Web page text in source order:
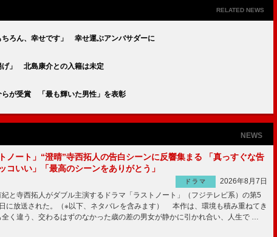
RELATED NEWS
ちろん、幸せです」 幸せ運ぶアンバサダーに
げ」 北島康介との入籍は未定
らが受賞 「最も輝いた男性」を表彰
NEWS
トノート」“澄晴”寺西拓人の告白シーンに反響集まる 「真っすぐな告
コいい」「最高のシーンをありがとう」
ドラマ
2026年8月7日
と寺西拓人がダブル主演するドラマ「ラストノート」（フジテレビ系）の第5
に放送された。（※以下、ネタバレを含みます） 本作は、環境も積み重ねてき
全く違う、交わるはずのなかった歳の差の男女が静かに引かれ合い、人生で …